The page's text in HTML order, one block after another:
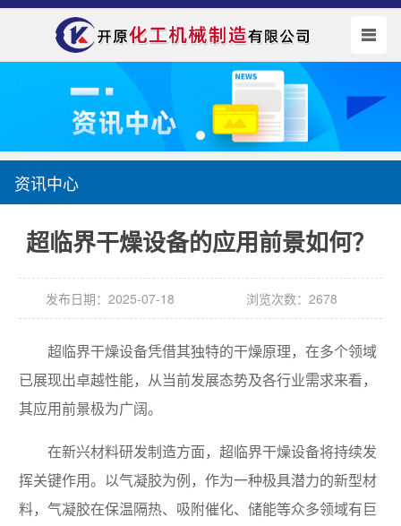
资讯中心
超临界干燥设备的应用前景如何？
发布日期：2025-07-18 浏览次数：2678
超临界干燥设备凭借其独特的干燥原理，在多个领域
已展现出卓越性能，从当前发展态势及各行业需求来看，
其应用前景极为广阔。
在新兴材料研发制造方面，超临界干燥设备将持续发
挥关键作用。以气凝胶为例，作为一种极具潜力的新型材
料，气凝胶在保温隔热、吸附催化、储能等众多领域有巨